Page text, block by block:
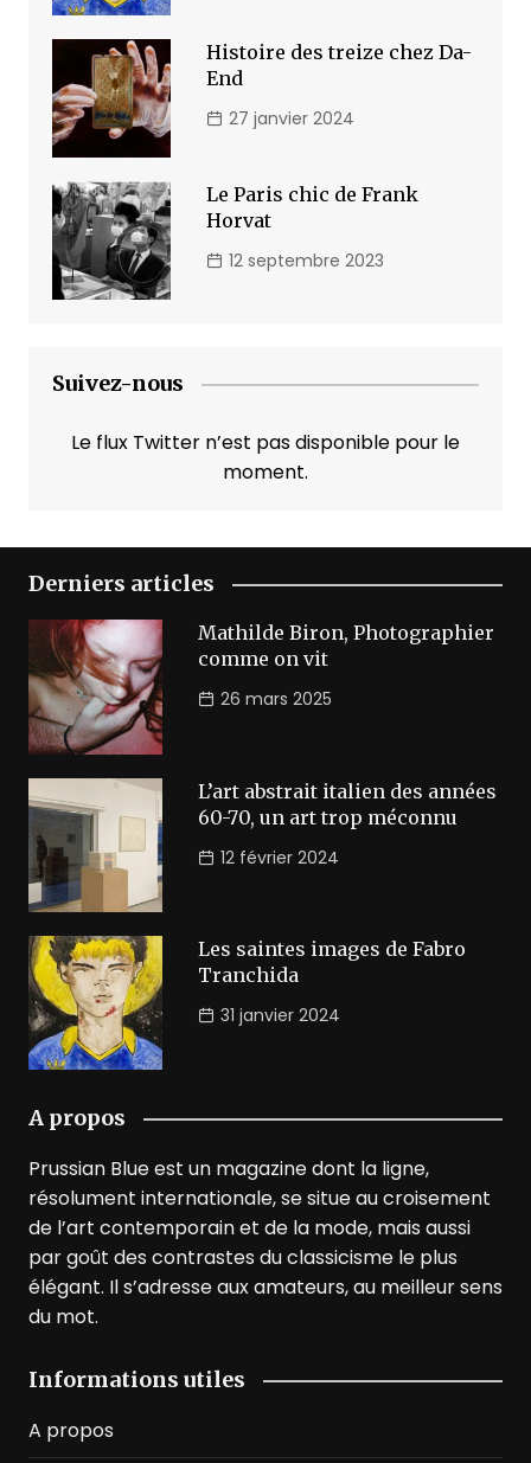
Histoire des treize chez Da-
End
27 janvier 2024
Le Paris chic de Frank
Horvat
12 septembre 2023
Suivez-nous
Le flux Twitter n’est pas disponible pour le
moment.
Derniers articles
Mathilde Biron, Photographier
comme on vit
26 mars 2025
L’art abstrait italien des années
60-70, un art trop méconnu
12 février 2024
Les saintes images de Fabro
Tranchida
31 janvier 2024
A propos
Prussian Blue est un magazine dont la ligne,
résolument internationale, se situe au croisement
de l’art contemporain et de la mode, mais aussi
par goût des contrastes du classicisme le plus
élégant. Il s’adresse aux amateurs, au meilleur sens
du mot.
Informations utiles
A propos